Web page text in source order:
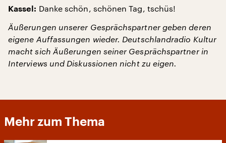
Kassel: Danke schön, schönen Tag, tschüs!
Äußerungen unserer Gesprächspartner geben deren
eigene Auffassungen wieder. Deutschlandradio Kultur
macht sich Äußerungen seiner Gesprächspartner in
Interviews und Diskussionen nicht zu eigen.
Mehr zum Thema